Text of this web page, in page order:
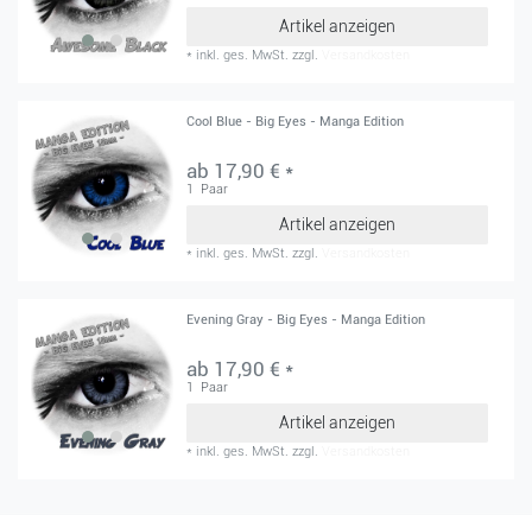
Artikel anzeigen
* inkl. ges. MwSt. zzgl.
Cool Blue - Big Eyes - Manga Edition
ab 17,90 € *
1 Paar
Artikel anzeigen
* inkl. ges. MwSt. zzgl.
Evening Gray - Big Eyes - Manga Edition
ab 17,90 € *
1 Paar
Artikel anzeigen
* inkl. ges. MwSt. zzgl.